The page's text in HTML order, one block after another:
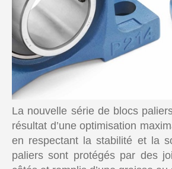
La nouvelle série de blocs
résultat d’une optimisation
en respectant la stabilité et la
paliers sont protégés par des